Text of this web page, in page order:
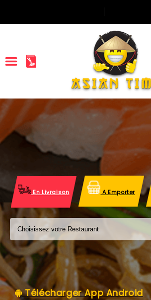
ACCUEIL
LA CARTE
VOS AVIS
MENTIONS LÉGALES
C.G.V
En Livraison A Emporter
Télécharger App Android